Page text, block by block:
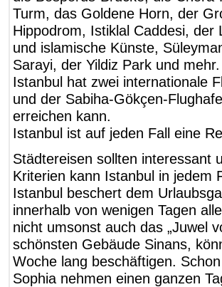
Turm, das Goldene Horn, der
Hippodrom, Istiklal Caddesi,
und islamische Künste,
Sarayi, der Yildiz Park und mehr.
Istanbul hat zwei internationale
und der Sabiha-Gökçen-
erreichen kann.
Istanbul ist auf jeden Fall eine
Städtereisen sollten interessant
Kriterien kann Istanbul in jedem
Istanbul beschert dem
innerhalb von wenigen Tagen
nicht umsonst auch das „Juwel
schönsten Gebäude Sinans,
Woche lang beschäftigen.
Sophia nehmen einen ganzen